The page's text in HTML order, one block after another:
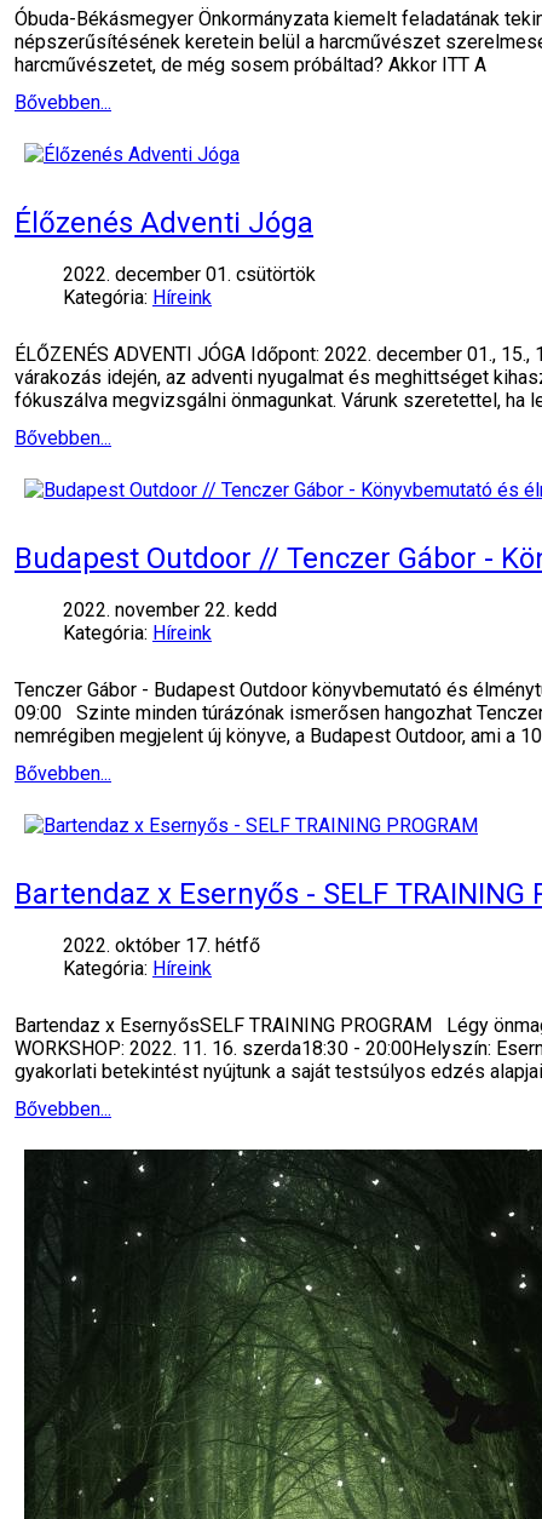
Óbuda-Békásmegyer Önkormányzata kiemelt feladatának
népszerűsítésének keretein belül a harcművészet
harcművészetet, de még sosem próbáltad? Akkor ITT A
Bővebben...
Élőzenés Adventi Jóga
2022. december 01. csütörtök
Kategória: Híreink
ÉLŐZENÉS ADVENTI JÓGA Időpont: 2022. december 01.,
várakozás idején, az adventi nyugalmat és meghittséget
fókuszálva megvizsgálni önmagunkat. Várunk szeretettel, ha
Bővebben...
Budapest Outdoor // Tenczer Gábor -
2022. november 22. kedd
Kategória: Híreink
Tenczer Gábor - Budapest Outdoor könyvbemutató és
09:00 Szinte minden túrázónak ismerősen hangozhat
nemrégiben megjelent új könyve, a Budapest Outdoor, ami a
Bővebben...
Bartendaz x Esernyős - SELF TRAINING
2022. október 17. hétfő
Kategória: Híreink
Bartendaz x EsernyősSELF TRAINING PROGRAM Légy
WORKSHOP: 2022. 11. 16. szerda18:30 - 20:00Helyszín:
gyakorlati betekintést nyújtunk a saját testsúlyos edzés
Bővebben...